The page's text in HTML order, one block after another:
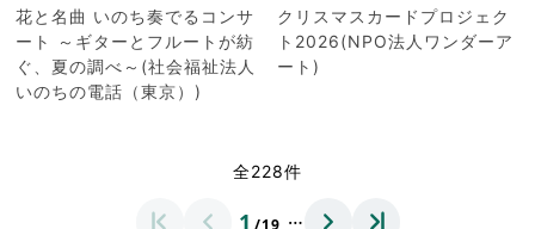
花と名曲 いのち奏でるコンサ
ート ～ギターとフルートが紡
ぐ、夏の調べ～(社会福祉法人
いのちの電話（東京）)
クリスマスカードプロジェク
ト2026(NPO法人ワンダーア
ート)
全228件
1 /19 …